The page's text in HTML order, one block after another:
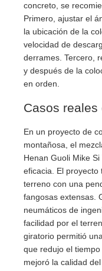
concreto, se
Primero, ajustar el
la ubicación de la
velocidad de
derrames. Tercero,
y después de la
en orden.
Casos reales
En un proyecto de
montañosa, el
Henan Guoli Mike
eficacia. El
terreno con una
fangosas extensas.
neumáticos de
facilidad por el
giratorio permitió
que redujo el
mejoró la calidad del